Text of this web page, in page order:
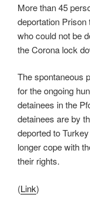
More than 45
deportation
who could not be
the Corona lock
The spontaneous
for the ongoing
detainees in the
detainees are by
deported to
longer cope with
their rights.
(Link)